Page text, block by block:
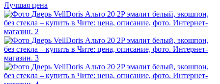
Лучшая цена